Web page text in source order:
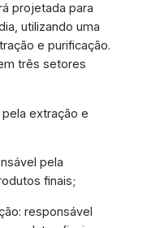
projetada para
utilizando uma
e purificação.
três setores
extração e
pela
finais;
responsável